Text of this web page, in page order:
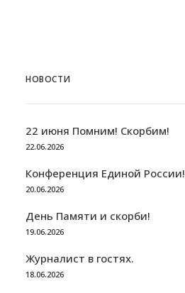
НОВОСТИ
22 июня Помним! Скорбим!
22.06.2026
Конференция Единой России!
20.06.2026
День Памяти и скорби!
19.06.2026
Журналист в гостях.
18.06.2026